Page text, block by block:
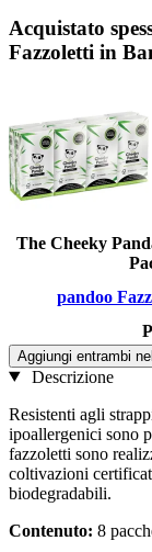
Acquistato
Fazzoletti in
The Cheeky
pandoo
Aggiungi entrambi
Descrizione
Resistenti agli
ipoallergenici sono
fazzoletti sono
coltivazioni
biodegradabili.
Contenuto: 8